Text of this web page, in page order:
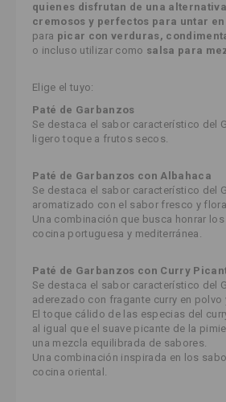
quienes disfrutan de una alternativa
cremosos y perfectos para untar en
para picar con verduras,
o incluso utilizar como salsa para
Elige el tuyo:
Paté de Garbanzos
Se destaca el sabor característico del
ligero toque a frutos secos.
Paté de Garbanzos con Albahaca
Se destaca el sabor característico del
aromatizado con el sabor fresco y
Una combinación que busca honrar
cocina portuguesa y mediterránea.
Paté de Garbanzos con Curry
Se destaca el sabor característico del
aderezado con fragante curry en polvo
El toque cálido de las especias del
al igual que el suave picante de la
una mezcla equilibrada de sabores.
Una combinación inspirada en los
cocina oriental.